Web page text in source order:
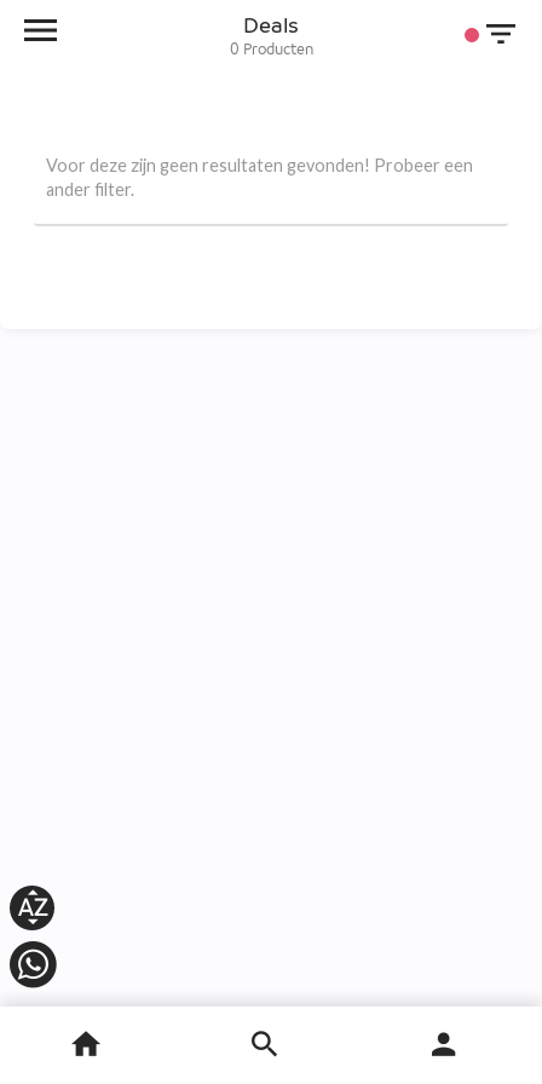
Deals
0 Producten
Voor deze zijn geen resultaten gevonden! Probeer een
ander filter.